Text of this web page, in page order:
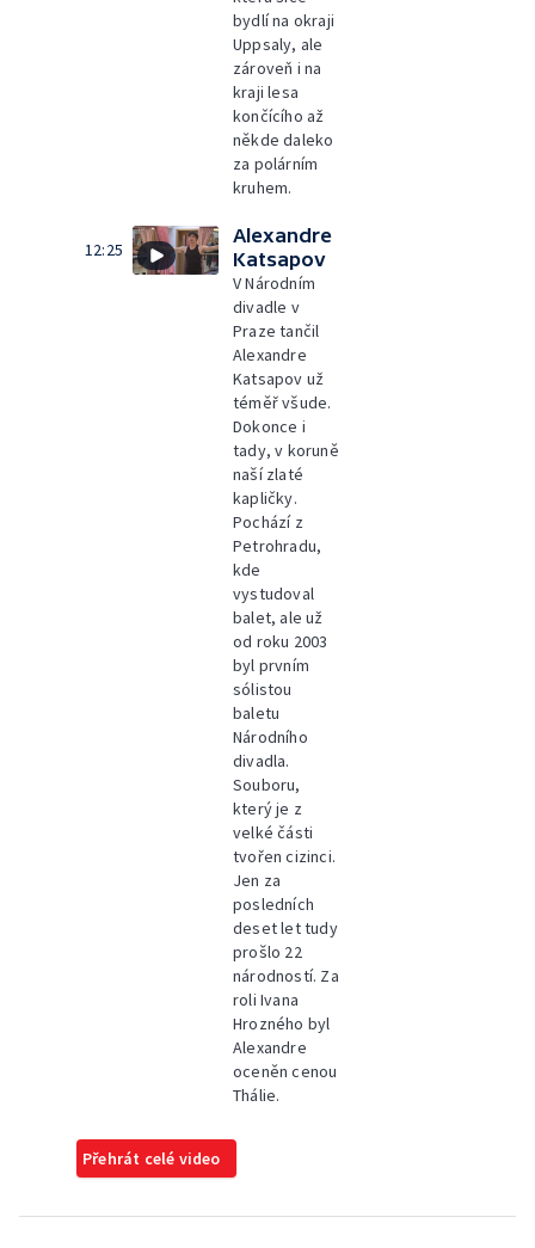
bydlí na okraji
Uppsaly, ale
zároveň i na
kraji lesa
končícího až
někde daleko
za polárním
kruhem.
12:25
Alexandre
Katsapov
V Národním
divadle v
Praze tančil
Alexandre
Katsapov už
téměř všude.
Dokonce i
tady, v koruně
naší zlaté
kapličky.
Pochází z
Petrohradu,
kde
vystudoval
balet, ale už
od roku 2003
byl prvním
sólistou
baletu
Národního
divadla.
Souboru,
který je z
velké části
tvořen cizinci.
Jen za
posledních
deset let tudy
prošlo 22
národností. Za
roli Ivana
Hrozného byl
Alexandre
oceněn cenou
Thálie.
Přehrát celé video